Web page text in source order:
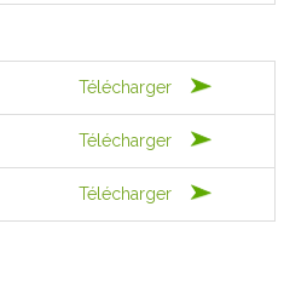
Télécharger
Télécharger
Télécharger